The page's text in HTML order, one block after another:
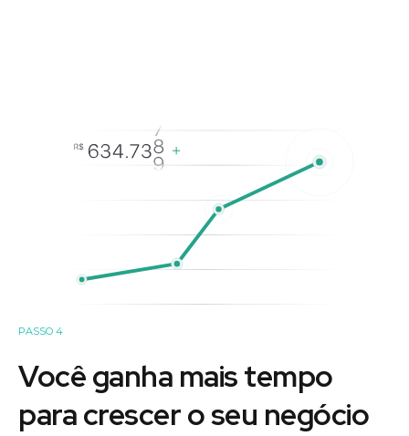
PASSO 4
Você ganha mais tempo
para crescer o seu negócio